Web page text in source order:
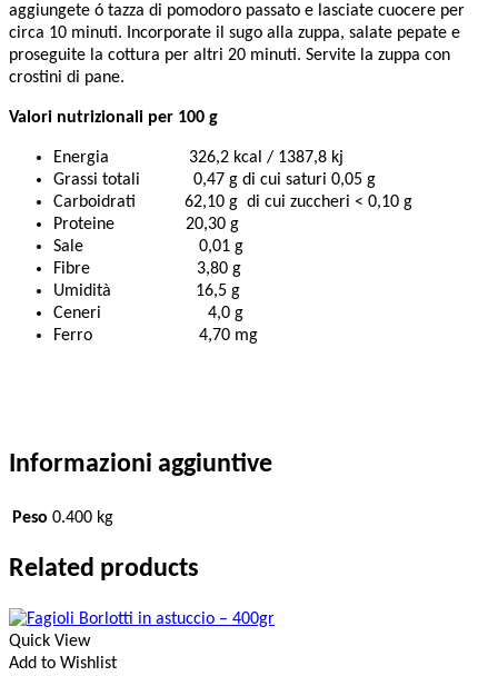
aggiungete ó tazza di pomodoro passato e lasciate cuocere per
circa 10 minuti. Incorporate il sugo alla zuppa, salate pepate e
proseguite la cottura per altri 20 minuti. Servite la zuppa con
crostini di pane.
Valori nutrizionali per 100 g
Energia 326,2 kcal / 1387,8 kj
Grassi totali 0,47 g di cui saturi 0,05 g
Carboidrati 62,10 g di cui zuccheri < 0,10 g
Proteine 20,30 g
Sale 0,01 g
Fibre 3,80 g
Umidità 16,5 g
Ceneri 4,0 g
Ferro 4,70 mg
Informazioni aggiuntive
Peso 0.400 kg
Related products
Quick View
Add to Wishlist